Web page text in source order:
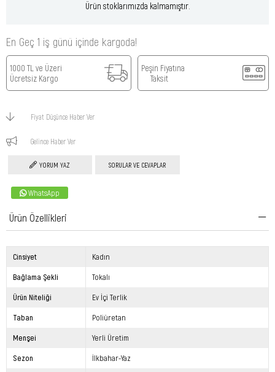
Ürün stoklarımızda kalmamıştır.
En Geç 1 iş günü içinde kargoda!
1000 TL ve Üzeri
Ücretsiz Kargo
Peşin Fiyatına
Taksit
Fiyat Düşünce Haber Ver
Gelince Haber Ver
YORUM YAZ SORULAR VE CEVAPLAR
WhatsApp
Ürün Özellikleri
Cinsiyet Kadın
Bağlama Şekli Tokalı
Ürün Niteliği Ev İçi Terlik
Taban Poliüretan
Menşei Yerli Üretim
Sezon İlkbahar-Yaz